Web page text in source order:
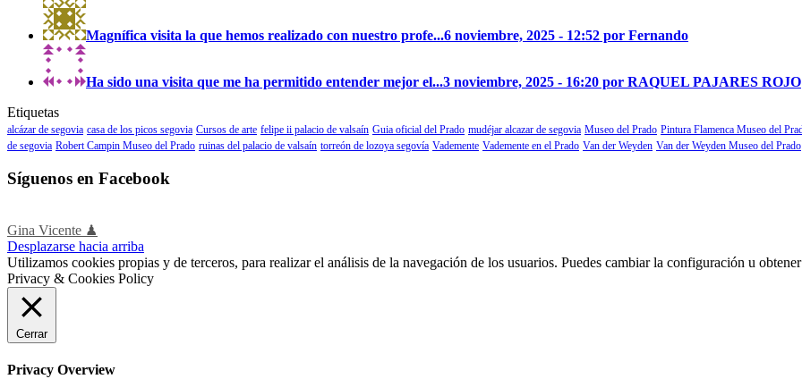
Magnífica visita la que hemos realizado con nuestro profe...6 noviembre, 2025 - 12:52 por Fernando
Ha sido una visita que me ha permitido entender mejor el...3 noviembre, 2025 - 16:20 por RAQUEL PAJARES ROJO
Etiquetas
alcázar de segovia casa de los picos segovia Cursos de arte felipe ii palacio de valsaín Guia oficial del Prado mudéjar alcazar de segovia Museo del Prado Pintura Flamenca Museo del
de segovia Robert Campin Museo del Prado ruinas del palacio de valsaín torreón de lozoya segovía Vademente Vademente en el Prado Van der Weyden Van der Weyden Museo del Prado
Síguenos en Facebook
Gina Vicente ♟
Desplazarse hacia arriba
Utilizamos cookies propias y de terceros, para realizar el análisis de la navegación de los usuarios. Puedes cambiar la configuración u
Privacy & Cookies Policy
Cerrar
Privacy Overview